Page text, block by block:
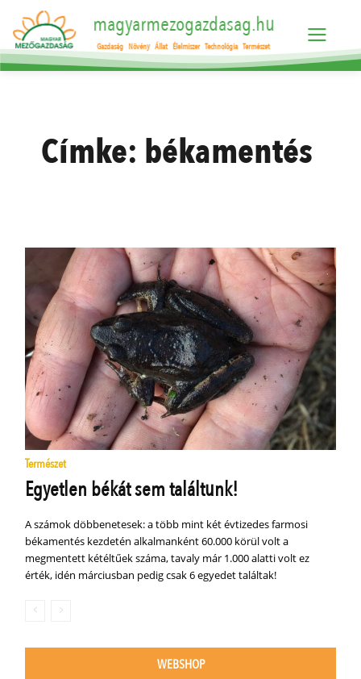
magyarmezogazdasag.hu
Gazdaság Növény Állat Élelmiszer Technológia Természet
Címke: békamentés
Természet
Egyetlen békát sem találtunk!
A számok döbbenetesek: a több mint két évtizedes farmosi
békamentés kezdetén alkalmanként 60.000 körül volt a
megmentett kétéltűek száma, tavaly már 1.000 alatti volt ez
érték, idén márciusban pedig csak 6 egyedet találtak!
WEBSHOP